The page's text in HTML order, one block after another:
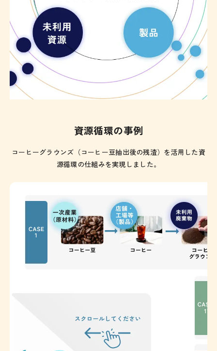
資源循環の事例
コーヒーグラウンズ（コーヒー豆抽出後の残渣）を活用した資
源循環の仕組みを実現しました。